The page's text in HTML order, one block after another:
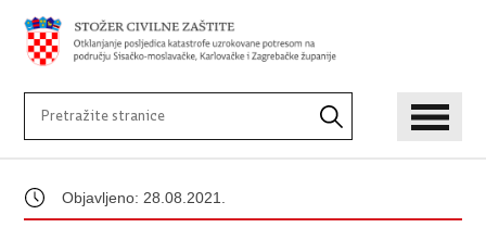
Objavljeno: 28.08.2021.